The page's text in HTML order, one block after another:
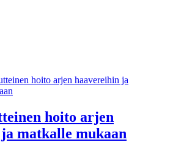
hoito arjen
matkalle mukaan